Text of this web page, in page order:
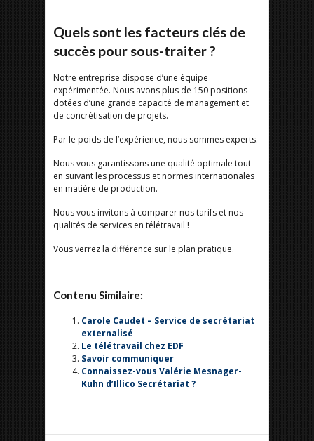
Quels sont les facteurs clés de
succès pour sous-traiter ?
Notre entreprise dispose d’une équipe
expérimentée. Nous avons plus de 150 positions
dotées d’une grande capacité de management et
de concrétisation de projets.
Par le poids de l’expérience, nous sommes experts.
Nous vous garantissons une qualité optimale tout
en suivant les processus et normes internationales
en matière de production.
Nous vous invitons à comparer nos tarifs et nos
qualités de services en télétravail !
Vous verrez la différence sur le plan pratique.
Contenu Similaire:
Carole Caudet – Service de secrétariat
externalisé
Le télétravail chez EDF
Savoir communiquer
Connaissez-vous Valérie Mesnager-
Kuhn d’Illico Secrétariat ?